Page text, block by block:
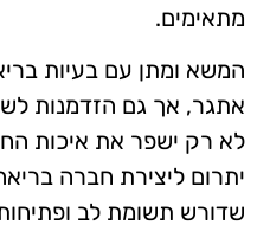
מתאימים.
המשא ומתן עם בעיות
אתגר, אך גם הזדמנות
לא רק ישפר את איכות
יתרום ליצירת חברה
שדורש תשומת לב